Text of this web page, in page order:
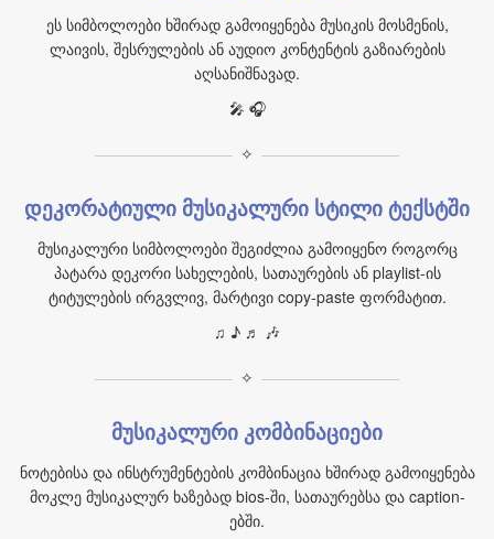
ეს სიმბოლოები ხშირად გამოიყენება მუსიკის მოსმენის,
ლაივის, შესრულების ან აუდიო კონტენტის გაზიარების
აღსანიშნავად.
🎤 🎧
✧
დეკორატიული მუსიკალური სტილი ტექსტში
მუსიკალური სიმბოლოები შეგიძლია გამოიყენო როგორც
პატარა დეკორი სახელების, სათაურების ან playlist-ის
ტიტულების ირგვლივ, მარტივი copy-paste ფორმატით.
♫ ♪ ♬ 🎶
✧
მუსიკალური კომბინაციები
ნოტებისა და ინსტრუმენტების კომბინაცია ხშირად გამოიყენება
მოკლე მუსიკალურ ხაზებად bios-ში, სათაურებსა და caption-
ებში.